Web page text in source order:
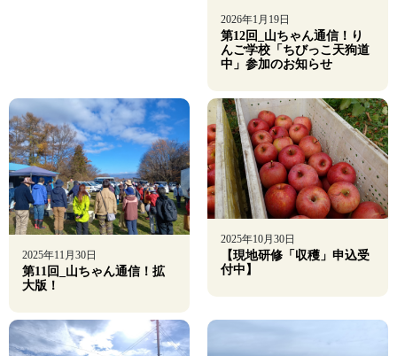
2026年1月19日
第12回_山ちゃん通信！り
んご学校「ちびっこ天狗道
中」参加のお知らせ
2025年11月30日
第11回_山ちゃん通信！拡
大版！
2025年10月30日
【現地研修「収穫」申込受
付中】